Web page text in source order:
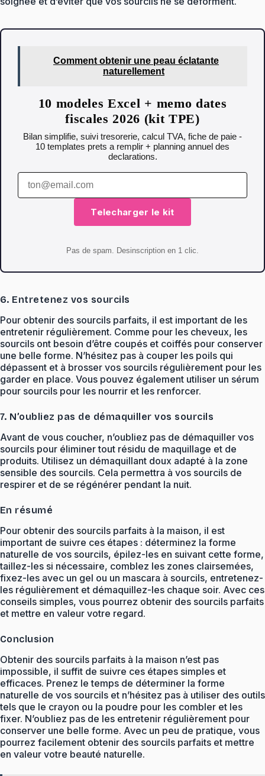
Comment obtenir une peau éclatante
naturellement
10 modeles Excel + memo dates
fiscales 2026 (kit TPE)
Bilan simplifie, suivi tresorerie, calcul TVA, fiche de paie -
10 templates prets a remplir + planning annuel des
declarations.
Telecharger le kit
Pas de spam. Desinscription en 1 clic.
6. Entretenez vos sourcils
Pour obtenir des sourcils parfaits, il est important de les
entretenir régulièrement. Comme pour les cheveux, les
sourcils ont besoin d’être coupés et coiffés pour conserver
une belle forme. N’hésitez pas à couper les poils qui
dépassent et à brosser vos sourcils régulièrement pour les
garder en place. Vous pouvez également utiliser un sérum
pour sourcils pour les nourrir et les renforcer.
7. N’oubliez pas de démaquiller vos sourcils
Avant de vous coucher, n’oubliez pas de démaquiller vos
sourcils pour éliminer tout résidu de maquillage et de
produits. Utilisez un démaquillant doux adapté à la zone
sensible des sourcils. Cela permettra à vos sourcils de
respirer et de se régénérer pendant la nuit.
En résumé
Pour obtenir des sourcils parfaits à la maison, il est
important de suivre ces étapes : déterminez la forme
naturelle de vos sourcils, épilez-les en suivant cette forme,
taillez-les si nécessaire, comblez les zones clairsemées,
fixez-les avec un gel ou un mascara à sourcils, entretenez-
les régulièrement et démaquillez-les chaque soir. Avec ces
conseils simples, vous pourrez obtenir des sourcils parfaits
et mettre en valeur votre regard.
Conclusion
Obtenir des sourcils parfaits à la maison n’est pas
impossible, il suffit de suivre ces étapes simples et
efficaces. Prenez le temps de déterminer la forme
naturelle de vos sourcils et n’hésitez pas à utiliser des outils
tels que le crayon ou la poudre pour les combler et les
fixer. N’oubliez pas de les entretenir régulièrement pour
conserver une belle forme. Avec un peu de pratique, vous
pourrez facilement obtenir des sourcils parfaits et mettre
en valeur votre beauté naturelle.